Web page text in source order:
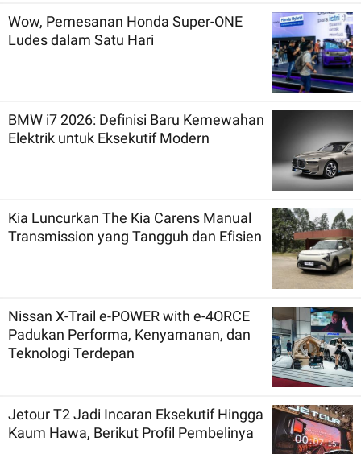
Wow, Pemesanan Honda Super-ONE
Ludes dalam Satu Hari
BMW i7 2026: Definisi Baru Kemewahan
Elektrik untuk Eksekutif Modern
Kia Luncurkan The Kia Carens Manual
Transmission yang Tangguh dan Efisien
Nissan X-Trail e-POWER with e-4ORCE
Padukan Performa, Kenyamanan, dan
Teknologi Terdepan
Jetour T2 Jadi Incaran Eksekutif Hingga
Kaum Hawa, Berikut Profil Pembelinya